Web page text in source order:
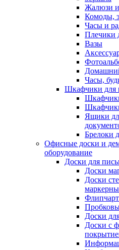
Жалюзи
Комоды,
Часы и
Плечики
Вазы
Часы,
Шкафчики для
Ящики
Брелоки
Офисные доски и
оборудование
Доски для
Доски
Доски
Доски
Доски с